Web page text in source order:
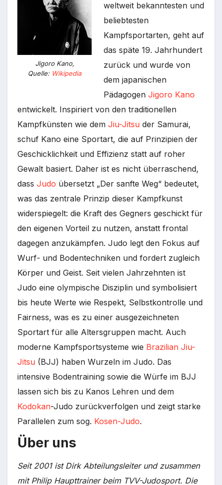
Jigoro Kano,
Quelle: Wikipedia
weltweit bekanntesten und
beliebtesten
Kampfsportarten, geht auf
das späte 19. Jahrhundert
zurück und wurde von
dem japanischen
Pädagogen Jigoro Kano
entwickelt. Inspiriert von den traditionellen
Kampfkünsten wie dem Jiu-Jitsu der Samurai,
schuf Kano eine Sportart, die auf Prinzipien der
Geschicklichkeit und Effizienz statt auf roher
Gewalt basiert. Daher ist es nicht überraschend,
dass Judo übersetzt „Der sanfte Weg“ bedeutet,
was das zentrale Prinzip dieser Kampfkunst
widerspiegelt: die Kraft des Gegners geschickt für
den eigenen Vorteil zu nutzen, anstatt frontal
dagegen anzukämpfen. Judo legt den Fokus auf
Wurf- und Bodentechniken und fordert zugleich
Körper und Geist. Seit vielen Jahrzehnten ist
Judo eine olympische Disziplin und symbolisiert
bis heute Werte wie Respekt, Selbstkontrolle und
Fairness, was es zu einer ausgezeichneten
Sportart für alle Altersgruppen macht. Auch
moderne Kampfsportsysteme wie Brazilian Jiu-
Jitsu (BJJ) haben Wurzeln im Judo. Das
intensive Bodentraining sowie die Würfe im BJJ
lassen sich bis zu Kanos Lehren und dem
Kodokan-Judo zurückverfolgen und zeigt starke
Parallelen zum sog. Kosen-Judo.
Über uns
Seit 2001 ist Dirk Abteilungsleiter und zusammen
mit Philip Haupttrainer beim TVV-Judosport. Die